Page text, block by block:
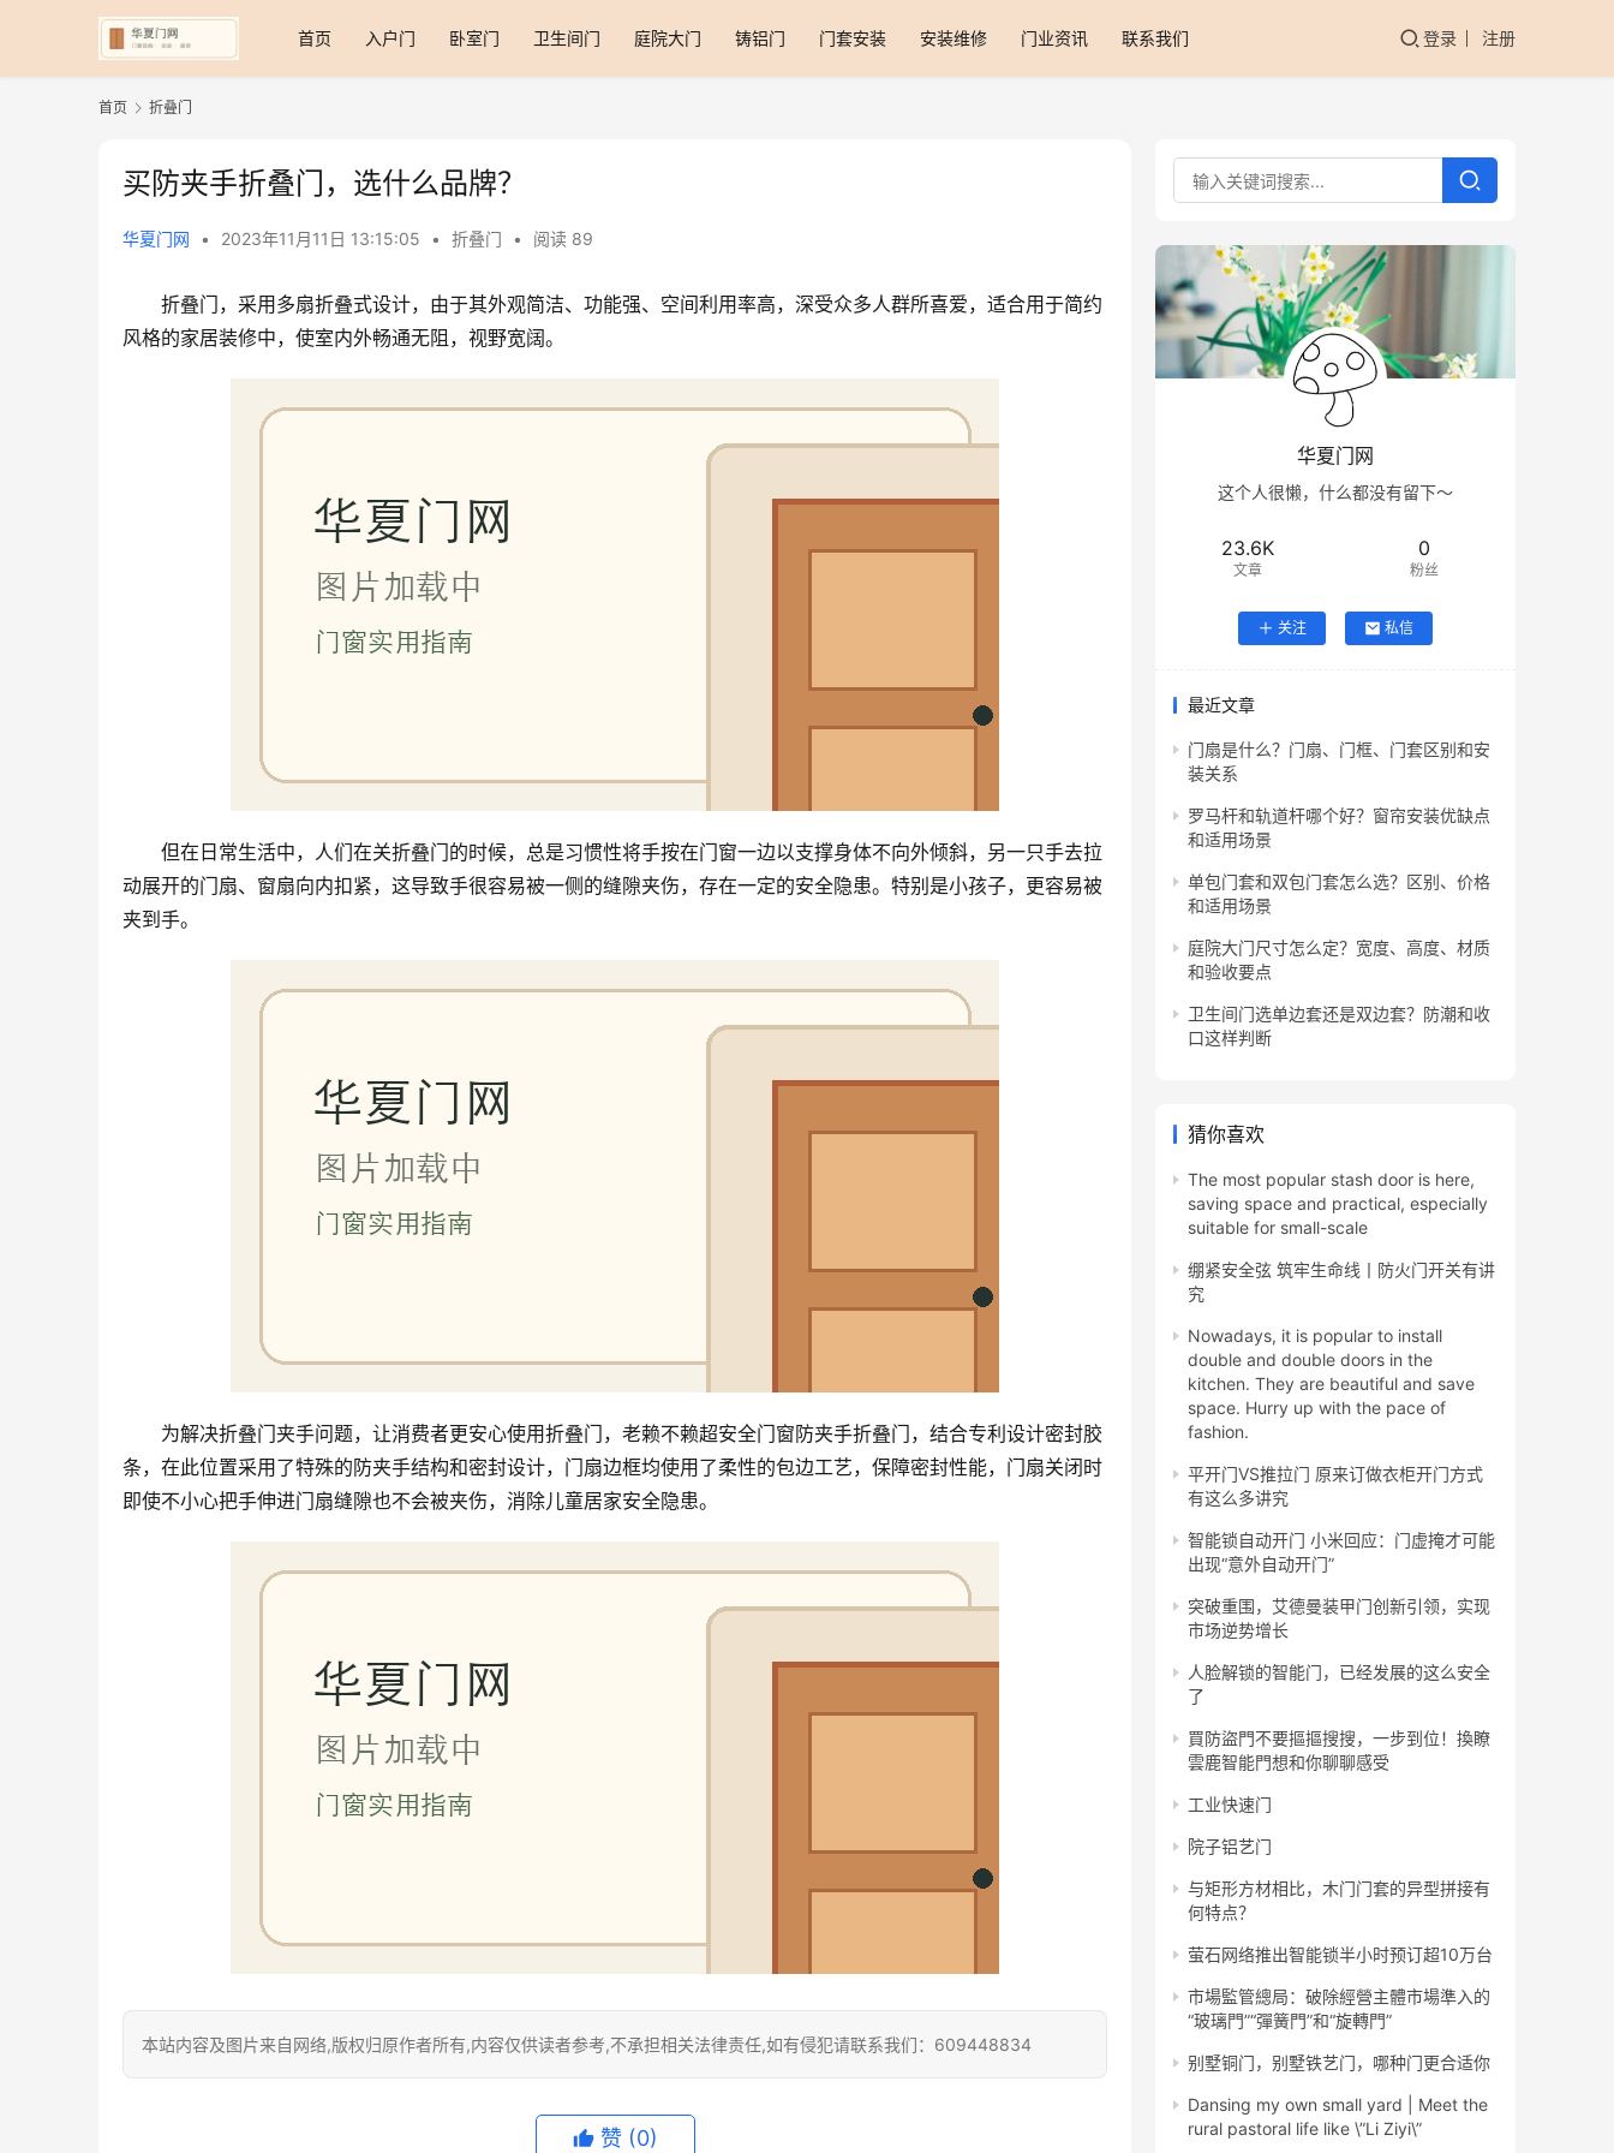
首页 入户门 卧室门 卫生间门 庭院大门 铸铝门 门套安装 安装维修 门业资讯 联系我们 登录 注册
首页 折叠门
买防夹手折叠门，选什么品牌？
华夏门网 • 2023年11月11日 13:15:05 • 折叠门 • 阅读 89
折叠门，采用多扇折叠式设计，由于其外观简洁、功能强、空间利用率高，深受众多人群所喜爱，适合用于简约
风格的家居装修中，使室内外畅通无阻，视野宽阔。
但在日常生活中，人们在关折叠门的时候，总是习惯性将手按在门窗一边以支撑身体不向外倾斜，另一只手去拉
动展开的门扇、窗扇向内扣紧，这导致手很容易被一侧的缝隙夹伤，存在一定的安全隐患。特别是小孩子，更容易被
夹到手。
为解决折叠门夹手问题，让消费者更安心使用折叠门，老赖不赖超安全门窗防夹手折叠门，结合专利设计密封胶
条，在此位置采用了特殊的防夹手结构和密封设计，门扇边框均使用了柔性的包边工艺，保障密封性能，门扇关闭时
即使不小心把手伸进门扇缝隙也不会被夹伤，消除儿童居家安全隐患。
本站内容及图片来自网络,版权归原作者所有,内容仅供读者参考,不承担相关法律责任,如有侵犯请联系我们：609448834
赞 (0)
华夏门网
这个人很懒，什么都没有留下～
23.6K
文章
0
粉丝
关注 私信
最近文章
门扇是什么？门扇、门框、门套区别和安
装关系
罗马杆和轨道杆哪个好？窗帘安装优缺点
和适用场景
单包门套和双包门套怎么选？区别、价格
和适用场景
庭院大门尺寸怎么定？宽度、高度、材质
和验收要点
卫生间门选单边套还是双边套？防潮和收
口这样判断
猜你喜欢
The most popular stash door is here,
saving space and practical, especially
suitable for small-scale
绷紧安全弦 筑牢生命线丨防火门开关有讲
究
Nowadays, it is popular to install
double and double doors in the
kitchen. They are beautiful and save
space. Hurry up with the pace of
fashion.
平开门VS推拉门 原来订做衣柜开门方式
有这么多讲究
智能锁自动开门 小米回应：门虚掩才可能
出现“意外自动开门”
突破重围，艾德曼装甲门创新引领，实现
市场逆势增长
人脸解锁的智能门，已经发展的这么安全
了
買防盜門不要摳摳搜搜，一步到位！換瞭
雲鹿智能門想和你聊聊感受
工业快速门
院子铝艺门
与矩形方材相比，木门门套的异型拼接有
何特点？
萤石网络推出智能锁半小时预订超10万台
市場監管總局：破除經營主體市場準入的
“玻璃門”“彈簧門”和“旋轉門”
别墅铜门，别墅铁艺门，哪种门更合适你
Dansing my own small yard | Meet the
rural pastoral life like \”Li Ziyi\”